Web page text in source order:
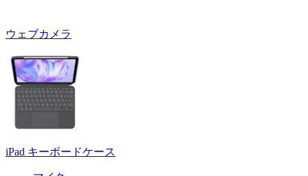
ウェブカメラ
iPad キーボードケース